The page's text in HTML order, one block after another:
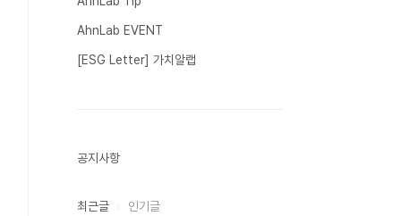
AhnLab EVENT
[ESG Letter] 가치알랩
공지사항
최근글 인기글